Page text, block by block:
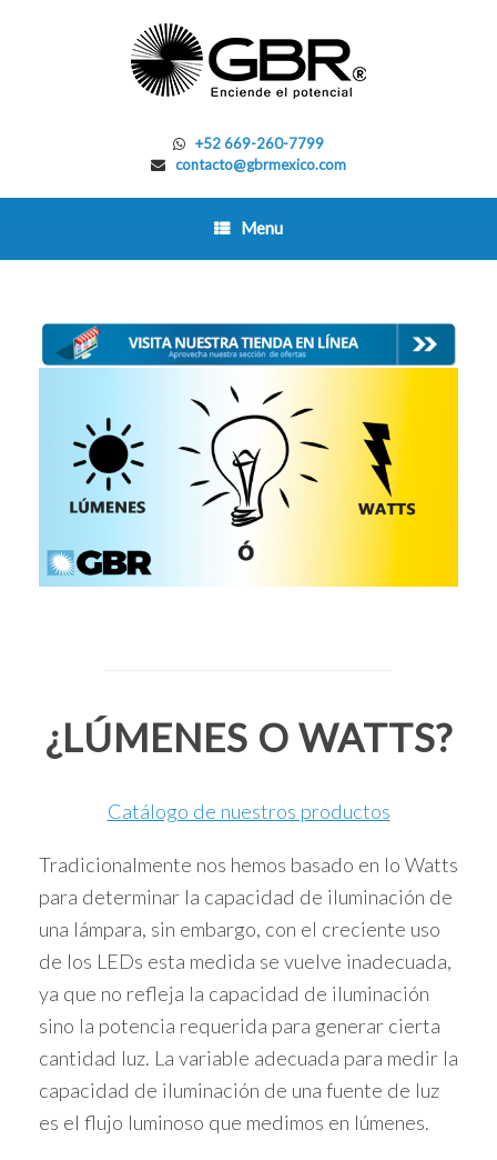
+52 669-260-7799
contacto@gbrmexico.com
Menu
¿LÚMENES O WATTS?
Catálogo de nuestros productos
Tradicionalmente nos hemos basado en lo Watts
para determinar la capacidad de iluminación de
una lámpara, sin embargo, con el creciente uso
de los LEDs esta medida se vuelve inadecuada,
ya que no refleja la capacidad de iluminación
sino la potencia requerida para generar cierta
cantidad luz. La variable adecuada para medir la
capacidad de iluminación de una fuente de luz
es el flujo luminoso que medimos en lúmenes.